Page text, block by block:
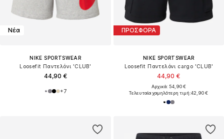
Νέα
NIKE SPORTSWEAR
Loosefit Παντελόνι 'CLUB'
44,90 €
+7
ΠΡΟΣΦΟΡΑ
NIKE SPORTSWEAR
Loosefit Παντελόνι cargo 'CLUB'
44,90 €
Αρχικά: 54,90 €
Τελευταία χαμηλότερη τιμή:42,90 €